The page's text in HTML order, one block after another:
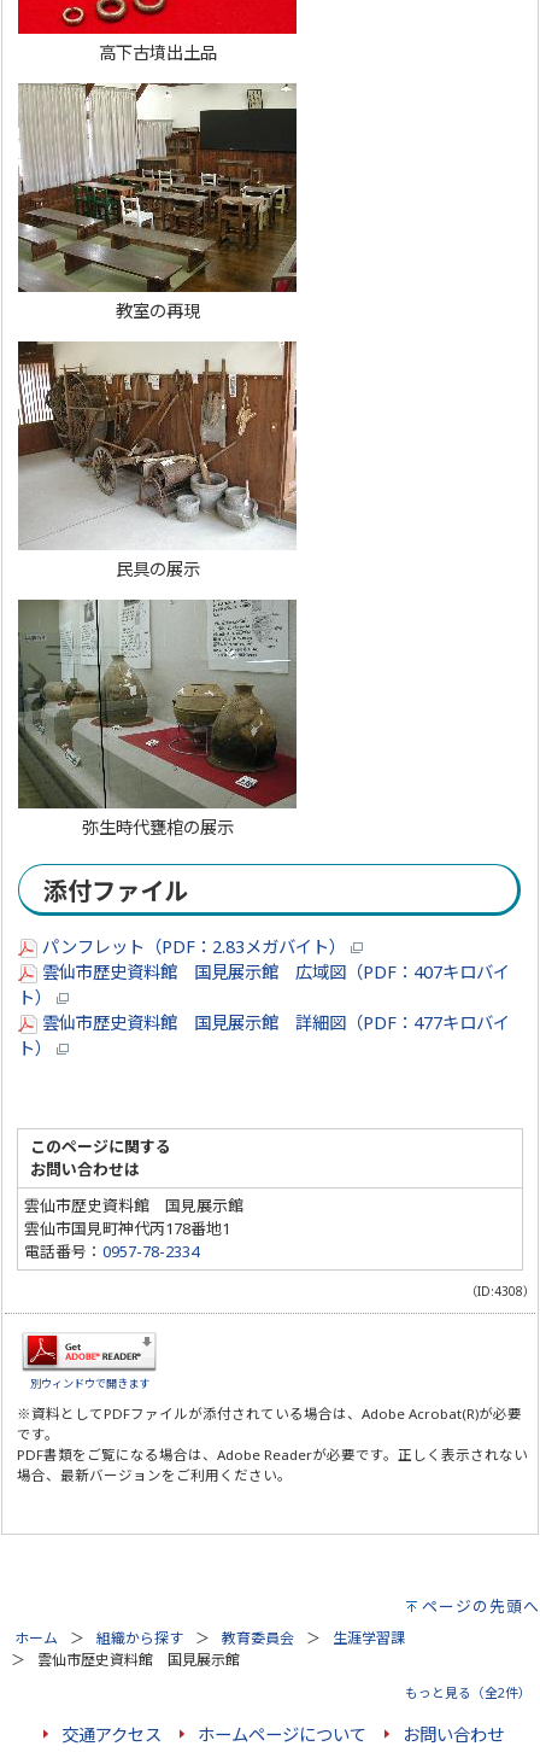
高下古墳出土品
教室の再現
民具の展示
弥生時代甕棺の展示
添付ファイル
パンフレット（PDF：2.83メガバイト）
雲仙市歴史資料館 国見展示館 広域図（PDF：407キロバイ
ト）
雲仙市歴史資料館 国見展示館 詳細図（PDF：477キロバイ
ト）
このページに関する
お問い合わせは
雲仙市歴史資料館 国見展示館
雲仙市国見町神代丙178番地1
電話番号：0957-78-2334
（ID:4308）
別ウィンドウで開きます
※資料としてPDFファイルが添付されている場合は、Adobe Acrobat(R)が必要
です。
PDF書類をご覧になる場合は、Adobe Readerが必要です。正しく表示されない
場合、最新バージョンをご利用ください。
ページの先頭へ
ホーム 組織から探す 教育委員会
生涯学習課
雲仙市歴史資料館 国見展示館
もっと見る（全2件）
交通アクセス ホームページについて お問い合わせ